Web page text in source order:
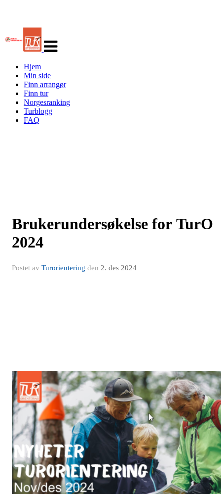
navigasjon
Hjem
Min side
Finn arrangør
Finn tur
Norgesranking
Turblogg
FAQ
Brukerundersøkelse for TurO
2024
Postet av Turorientering den 2. des 2024